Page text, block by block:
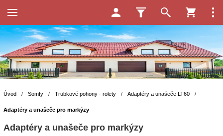
Úvod / Somfy / Trubkové pohony - rolety / Adaptéry a unašeče LT60 /
Adaptéry a unašeče pro markýzy
Adaptéry a unašeče pro markýzy